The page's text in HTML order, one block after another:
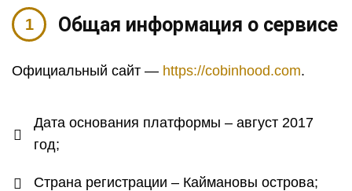
Общая информация о сервисе
Официальный сайт — https://cobinhood.com.
Дата основания платформы – август 2017
год;
Страна регистрации – Каймановы острова;